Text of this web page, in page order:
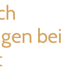
bei